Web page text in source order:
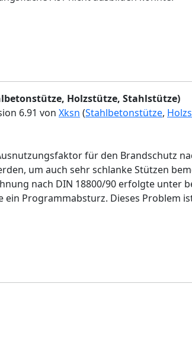
Holzstütze, Stahlstütze)
6.91 von Xksn (Stahlbetonstütze,
für den Brandschutz
um auch sehr schlanke Stützen
nach DIN 18800/90 erfolgte unter
ein Programmabsturz. Dieses Problem